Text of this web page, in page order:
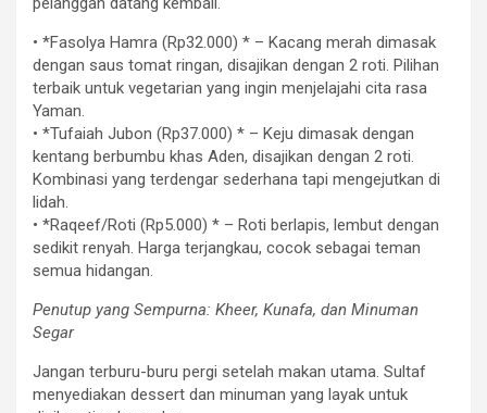
• *Fasolya Hamra (Rp32.000) * – Kacang merah dimasak
dengan saus tomat ringan, disajikan dengan 2 roti. Pilihan
terbaik untuk vegetarian yang ingin menjelajahi cita rasa
Yaman.
• *Tufaiah Jubon (Rp37.000) * – Keju dimasak dengan
kentang berbumbu khas Aden, disajikan dengan 2 roti.
Kombinasi yang terdengar sederhana tapi mengejutkan di
lidah.
• *Raqeef/Roti (Rp5.000) * – Roti berlapis, lembut dengan
sedikit renyah. Harga terjangkau, cocok sebagai teman
semua hidangan.
Penutup yang Sempurna: Kheer, Kunafa, dan Minuman
Segar
Jangan terburu-buru pergi setelah makan utama. Sultaf
menyediakan dessert dan minuman yang layak untuk